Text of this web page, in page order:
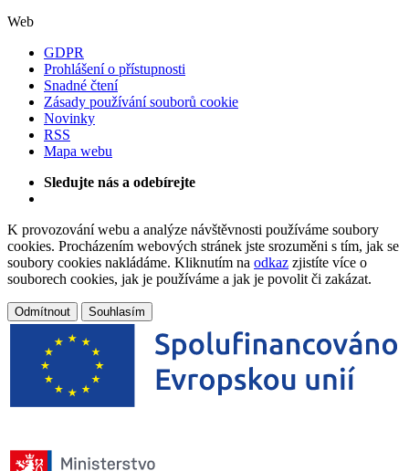
Web
GDPR
Prohlášení o přístupnosti
Snadné čtení
Zásady používání souborů cookie
Novinky
RSS
Mapa webu
Sledujte nás a odebírejte
K provozování webu a analýze návštěvnosti používáme soubory
cookies. Procházením webových stránek jste srozuměni s tím, jak se
soubory cookies nakládáme. Kliknutím na odkaz zjistíte více o
souborech cookies, jak je používáme a jak je povolit či zakázat.
Odmítnout Souhlasím